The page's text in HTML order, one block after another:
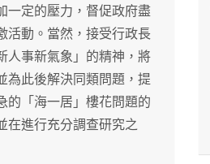
一定的壓力，督促政府盡
活動。當然，接受行政長
人事新氣象」的精神，將
為此後解決同類問題，提
的「海一居」樓花問題的
在進行充分調查研究之